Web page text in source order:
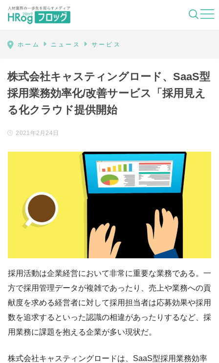
HRog | 人材業界の一歩先を照らすメディ
ホーム ニュース サービス
株式会社キャスティングロード、SaaS型
採用業務効率化/改善サービス「採用見え
る化クラウド提供開始
2021年2月24日
採用活動は企業経営において非常に重要な業務である。一
方で採用管理データが複雑であったり、売上や業務への貢
献度を求める経営者に対して採用担当者は応募効果や採用
数を追求するといった認識の相違があったりするなど、採
用業務に課題を抱える企業が多い現状だ。
株式会社キャスティングロードは、SaaS型採用業務効率